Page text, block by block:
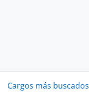
Cargos más buscados